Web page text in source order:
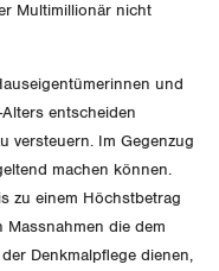
Multimillionär nicht
und
entscheiden
versteuern. Im Gegenzug
machen können.
zu einem Höchstbetrag
die dem
Denkmalpflege dienen,